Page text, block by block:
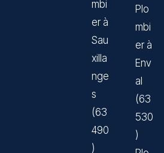
mbi
er à
Sau
xilla
nge
s
(63
490
)
Plo
mbi
er à
Env
al
(63
530
)